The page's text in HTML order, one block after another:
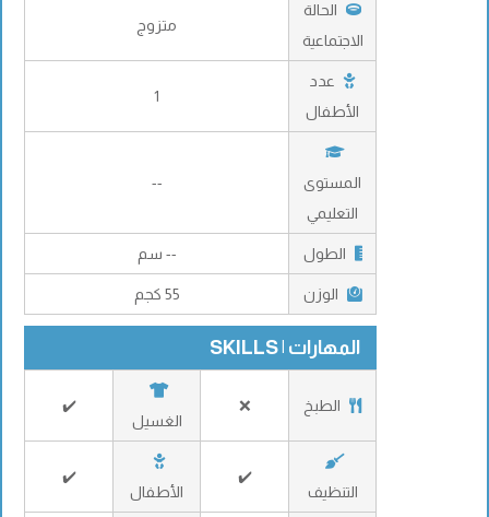
الحالة
الاجتماعية
متزوج
عدد
الأطفال
1
المستوى
التعليمي
--
الطول -- سم
الوزن 55 كجم
المهارات | SKILLS
الطبخ
❌
الغسيل
✔️
التنظيف
✔️
الأطفال
✔️